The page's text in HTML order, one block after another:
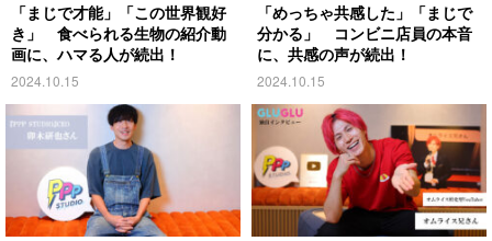
「まじで才能」「この世界観好
き」 食べられる生物の紹介動
画に、ハマる人が続出！
2024.10.15
「めっちゃ共感した」「まじで
分かる」 コンビニ店員の本音
に、共感の声が続出！
2024.10.15